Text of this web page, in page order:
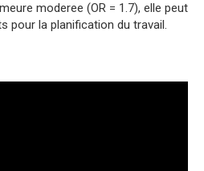
moderee (OR = 1.7), elle peut
pour la planification du travail.